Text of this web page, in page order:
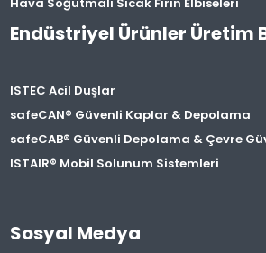
Endüstriyel Ürünler Üretim
ISTEC Acil Duşlar
safeCAN® Güvenli Kaplar & Depolama
safeCAB® Güvenli Depolama & Çevre
ISTAIR® Mobil Solunum Sistemleri
Sosyal Medya